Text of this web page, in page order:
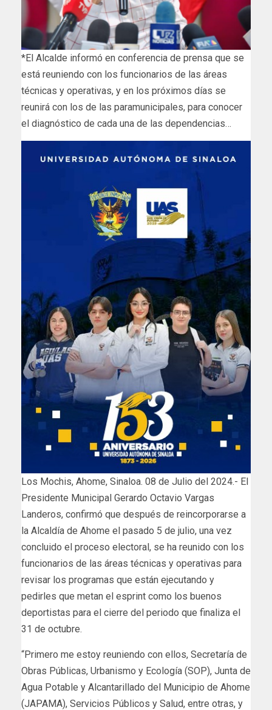
*El Alcalde informó en conferencia de prensa que se
está reuniendo con los funcionarios de las áreas
técnicas y operativas, y en los próximos días se
reunirá con los de las paramunicipales, para conocer
el diagnóstico de cada una de las dependencias…
Los Mochis, Ahome, Sinaloa. 08 de Julio del 2024.- El
Presidente Municipal Gerardo Octavio Vargas
Landeros, confirmó que después de reincorporarse a
la Alcaldía de Ahome el pasado 5 de julio, una vez
concluido el proceso electoral, se ha reunido con los
funcionarios de las áreas técnicas y operativas para
revisar los programas que están ejecutando y
pedirles que metan el esprint como los buenos
deportistas para el cierre del periodo que finaliza el
31 de octubre.
“Primero me estoy reuniendo con ellos, Secretaría de
Obras Públicas, Urbanismo y Ecología (SOP), Junta de
Agua Potable y Alcantarillado del Municipio de Ahome
(JAPAMA), Servicios Públicos y Salud, entre otras, y